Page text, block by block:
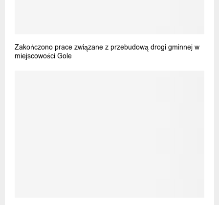
Zakończono prace związane z przebudową drogi gminnej w
miejscowości Gole